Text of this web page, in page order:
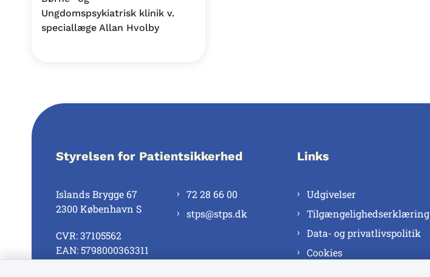
Ungdomspsykiatrisk klinik v.
speciallæge Allan Hvolby
Styrelsen for Patientsikkerhed
Islands Brygge 67
2300 København S
CVR: 37105562
EAN: 5798000363311
72 28 66 00
stps@stps.dk
Links
Udgivelser
Tilgængelighedserklæring
Data- og privatlivspolitik
Cookies